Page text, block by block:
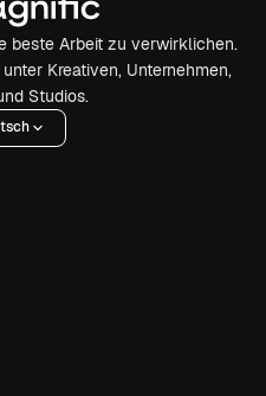
beste Arbeit zu verwirklichen.
Kreativen, Unternehmen,
Studios.